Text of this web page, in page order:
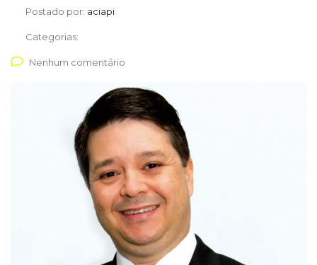
Postado por: aciapi
Categorias:
Nenhum comentário